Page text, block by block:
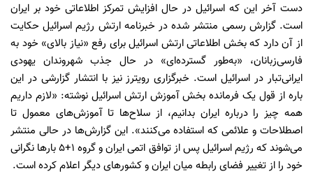
دست آخر این که اسرائیل در حال افزایش تمرکز اطلاعاتی خود بر ایران
است. گزارش رسمی منتشر شده در خبرنامه ارتش رژیم اسرائیل حکایت
از آن دارد که بخش اطلاعاتی ارتش اسرائیل برای رفع «نیاز بالای» خود به
فارسی‌زبانان، «به‌طور گسترده‌ای» در حال جذب شهروندان یهودی
ایرانی‌تبار در اسرائیل است. خبرگزاری رویترز نیز با انتشار گزارشی در این
باره از قول یک فرمانده بخش آموزش ارتش اسرائیل نوشته: «لازم داریم
همه چیز را درباره ایران بدانیم، از سلاح‌ها تا آموزش‌های معمول تا
اصطلاحات و علائمی که استفاده می‌کنند». این گزارش‌ها در حالی منتشر
می‌شوند که رژیم اسرائیل پس از توافق اتمی ایران و گروه 1+5 بارها نگرانی
خود را از تغییر فضای رابطه میان ایران و کشورهای دیگر اعلام کرده است.